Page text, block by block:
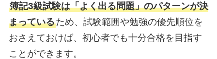
簿記3級試験は「よく出る問題」のパターンが決
まっているため、試験範囲や勉強の優先順位を
おさえておけば、初心者でも十分合格を目指す
ことができます。